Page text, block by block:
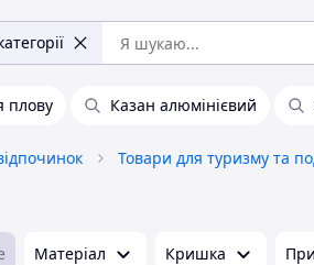
плову Казан алюмінієвий
Товари для туризму та
Матеріал Кришка